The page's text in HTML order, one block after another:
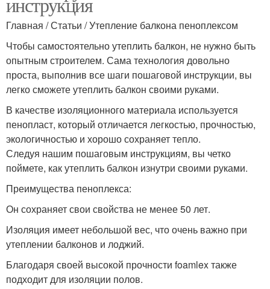
Главная / Статьи / Утепление балкона пеноплексом
Чтобы самостоятельно утеплить балкон, не нужно быть
опытным строителем. Сама технология довольно
проста, выполнив все шаги пошаговой инструкции, вы
легко сможете утеплить балкон своими руками.
В качестве изоляционного материала используется
пенопласт, который отличается легкостью, прочностью,
экологичностью и хорошо сохраняет тепло.
Следуя нашим пошаговым инструкциям, вы четко
поймете, как утеплить балкон изнутри своими руками.
Преимущества пеноплекса:
Он сохраняет свои свойства не менее 50 лет.
Изоляция имеет небольшой вес, что очень важно при
утеплении балконов и лоджий.
Благодаря своей высокой прочности foamlex также
подходит для изоляции полов.